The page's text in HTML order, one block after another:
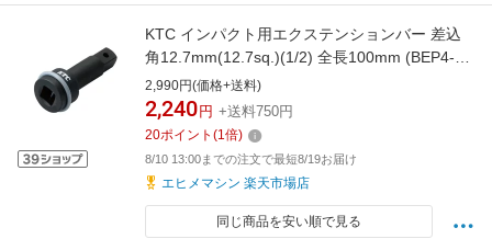
KTC インパクト用エクステンションバー 差込
角12.7mm(12.7sq.)(1/2) 全長100mm (BEP4-
100)(4989433608433) 京都機械工具
2,990円(価格+送料)
2,240 円 +送料750円
20ポイント (1倍)
8/10 13:00までの注文で最短8/19お届け
エヒメマシン 楽天市場店
同じ商品を安い順で見る